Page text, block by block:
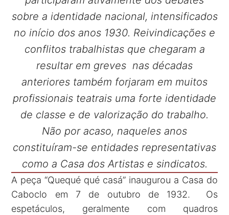
sobre a identidade nacional, intensificados
no início dos anos 1930. Reivindicações e
conflitos trabalhistas que chegaram a
resultar em greves nas décadas
anteriores também forjaram em muitos
profissionais teatrais uma forte identidade
de classe e de valorização do trabalho.
Não por acaso, naqueles anos
constituíram-se entidades representativas
como a Casa dos Artistas e sindicatos.
A peça “Quequé qué casá” inaugurou a Casa do
Caboclo em 7 de outubro de 1932. Os
espetáculos, geralmente com quadros